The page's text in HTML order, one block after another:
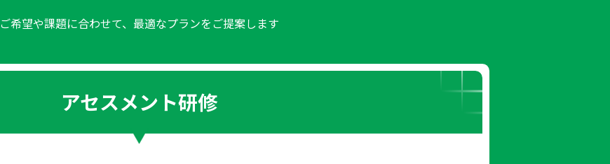
ご希望や課題に合わせて、最適なプランをご提案します
アセスメント研修